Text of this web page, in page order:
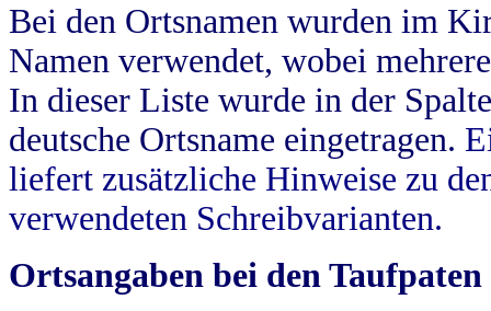
Bei den Ortsnamen wurden im
Namen verwendet, wobei
In dieser Liste wurde in der
deutsche Ortsname eingetragen.
liefert zusätzliche Hinweise zu
verwendeten Schreibvarianten.
Ortsangaben bei den Taufpaten